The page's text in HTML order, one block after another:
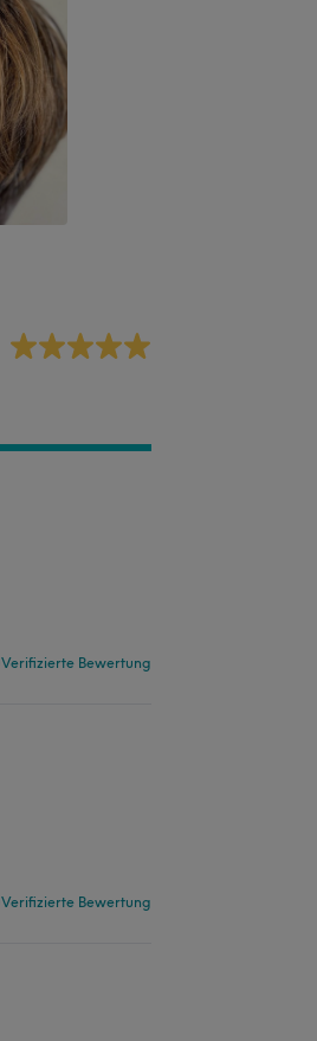
Verifizierte Bewertung
Verifizierte Bewertung